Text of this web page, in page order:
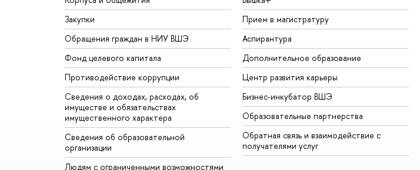
Закупки
Обращения граждан в НИУ ВШЭ
Фонд целевого капитала
Противодействие коррупции
Сведения о доходах, расходах, об
имуществе и обязательствах
имущественного характера
Сведения об образовательной
организации
Людям с ограниченными возможностями
Прием в магистратуру
Аспирантура
Дополнительное образование
Центр развития карьеры
Бизнес-инкубатор ВШЭ
Образовательные партнерства
Обратная связь и взаимодействие с
получателями услуг